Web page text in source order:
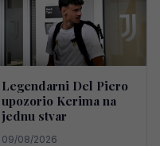
Legendarni Del Piero
upozorio Kerima na
jednu stvar
09/08/2026